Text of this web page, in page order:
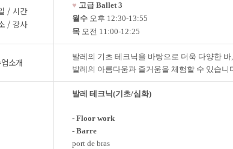
/ 시간
/ 강사
♥ 고급 Ballet 3
월수 오후 12:30-13:55
목 오전 11:00-12:25
소개
발레의 기초 테크닉을 바탕으로 더욱 다양한 바,
발레의 아름다움과 즐거움을 체험할 수 있습니
발레 테크닉(기초/심화)
- Floor work
- Barre
port de bras